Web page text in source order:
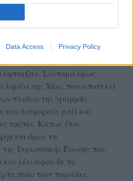
Data Access Privacy Policy
τώρα. Διότι περί τούτων το
καλώς και
έφτιαξαν. Σύντομα όμως
λιμάνι της Χίου, που αποτελεί
πλοίων της γραμμής
και διάφορούς μαζί και
τσέπες. Κάπως έτσι
όμως το
της Ευρωπαϊκής Ένωσης που
λέει αφού δε το
πίσω τους παράδες.